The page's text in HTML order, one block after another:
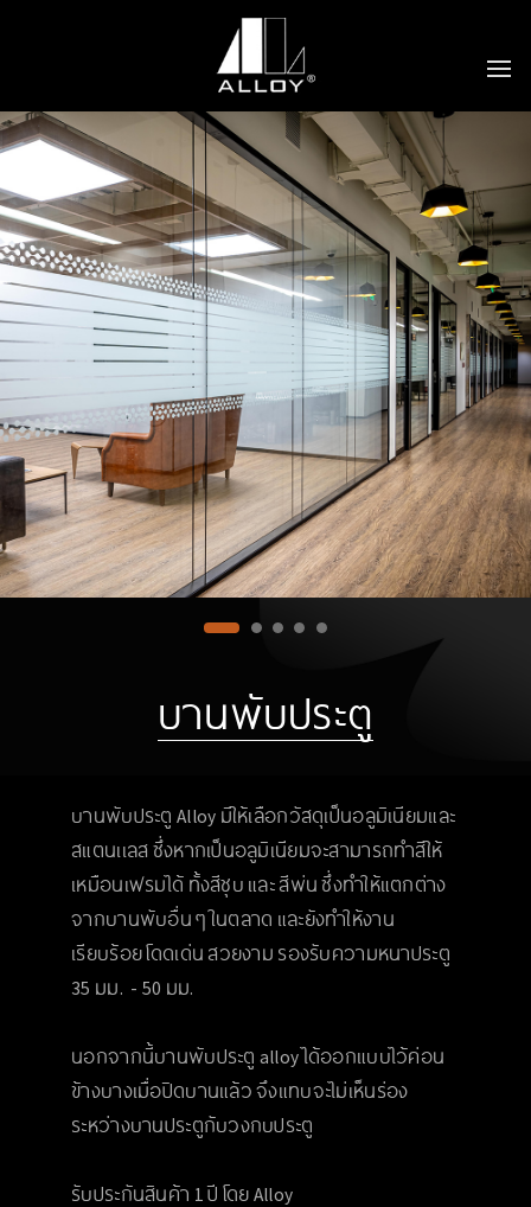
บานพับประตู
บานพับประตู Alloy มีให้เลือกวัสดุเป็นอลูมิเนียมและ
สแตนเเลส ซึ่งหากเป็นอลูมิเนียมจะสามารถทำสีให้
เหมือนเฟรมได้ ทั้งสีชุบ และ สีพ่น ซึ่งทำให้แตกต่าง
จากบานพับอื่น ๆ ในตลาด และยังทำให้งาน
เรียบร้อย โดดเด่น สวยงาม รองรับความหนาประตู
35 มม. - 50 มม.
นอกจากนี้บานพับประตู alloy ได้ออกแบบไว้ค่อน
ข้างบางเมื่อปิดบานแล้ว จึงแทบจะไม่เห็นร่อง
ระหว่างบานประตูกับวงกบประตู
รับประกันสินค้า 1 ปี โดย Alloy